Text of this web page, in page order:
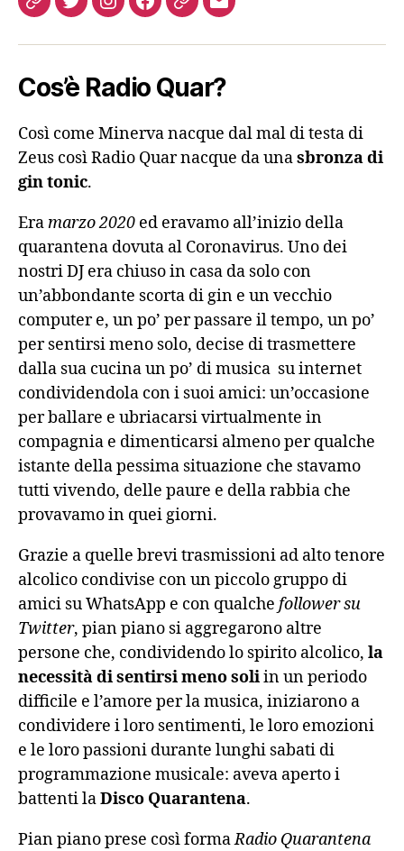
ComeTwitterInstagram
FB Podcast
Email
Cos’è Radio Quar?
Così come Minerva nacque dal mal di testa di
Zeus così Radio Quar nacque da unasbronza di
gin tonic.
Eramarzo 2020 ed eravamo all’inizio della
quarantena dovuta al Coronavirus. Uno dei
nostri DJ era chiuso in casa da solo con
un’abbondante scorta di gin e un vecchio
computer e, un po’ per passare il tempo, un po’
per sentirsi meno solo, decise di trasmettere
dalla sua cucina un po’ di musica su internet
condividendola con i suoi amici: un’occasione
per ballare e ubriacarsi virtualmente in
compagnia e dimenticarsi almeno per qualche
istante della pessima situazione che stavamo
tutti vivendo, delle paure e della rabbia che
provavamo in quei giorni.
Grazie a quelle brevi trasmissioni ad alto tenore
alcolico condivise con un piccolo gruppo di
amici su WhatsApp e con qualche follower su
Twitter, pian piano si aggregarono altre
persone che, condividendo lo spirito alcolico, la
necessità di sentirsi meno soliin un periodo
difficile e l’amore per la musica, iniziarono a
condividere i loro sentimenti, le loro emozioni
e le loro passioni durante lunghi sabati di
programmazione musicale: aveva aperto i
battenti laDisco Quarantena.
Pian piano prese così formaRadio Quarantena